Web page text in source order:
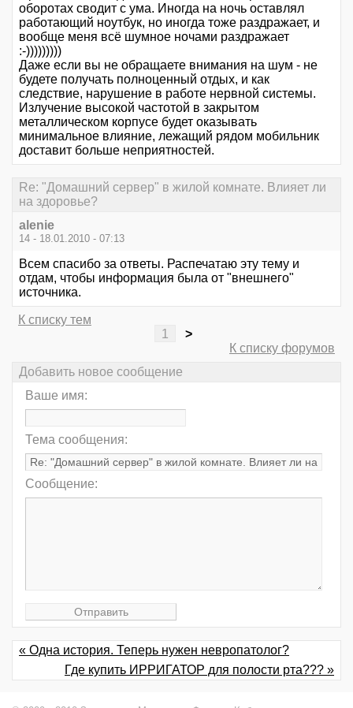
оборотах сводит с ума. Иногда на ночь оставлял
работающий ноутбук, но иногда тоже раздражает, и
вообще меня всё шумное ночами раздражает
:-)))))))))
Даже если вы не обращаете внимания на шум - не
будете получать полноценный отдых, и как
следствие, нарушение в работе нервной системы.
Излучение высокой частотой в закрытом
металлическом корпусе будет оказывать
минимальное влияние, лежащий рядом мобильник
доставит больше неприятностей.
Re: "Домашний сервер" в жилой комнате. Влияет ли
на здоровье?
alenie
14 - 18.01.2010 - 07:13
Всем спасибо за ответы. Распечатаю эту тему и
отдам, чтобы информация была от "внешнего"
источника.
К списку тем
1
>
К списку форумов
Добавить новое сообщение
Ваше имя:
Тема сообщения:
Сообщение:
« Одна история. Теперь нужен невропатолог?
Где купить ИРРИГАТОР для полости рта??? »